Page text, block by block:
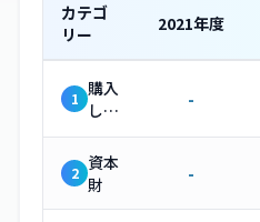
カテゴ
リー
2021年度
1 購入
した
製
品・
サー
ビス
-
2 資本
財
-